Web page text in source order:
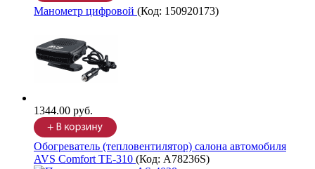
Манометр цифровой (Код: 150920173)
1344.00 руб.
Обогреватель (тепловентилятор) салона автомобиля
AVS Comfort TE-310 (Код: A78236S)